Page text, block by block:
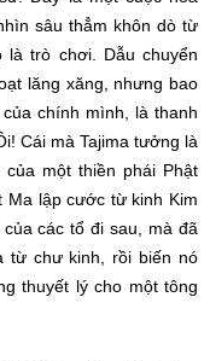
sâu thẳm khôn dòtừ
là trò chơi. Dẫu chuyển
lăng xăng , nhưng bao
của chính mình, làthanh
Cái mà Tajima tưởng là
của một thiền phái Phật
Ma lập cước từ kinh Kim
của các tổ đi sau, mà đã
từ chư kinh, rồi biến nó
thuyết lý cho một tông